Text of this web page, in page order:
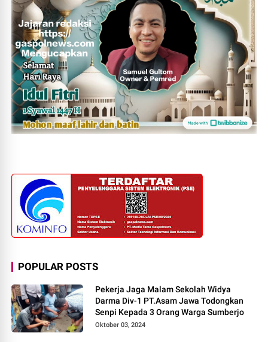
POPULAR POSTS
Pekerja Jaga Malam Sekolah Widya
Darma Div-1 PT.Asam Jawa Todongkan
Senpi Kepada 3 Orang Warga Sumberjo
Oktober 03, 2024